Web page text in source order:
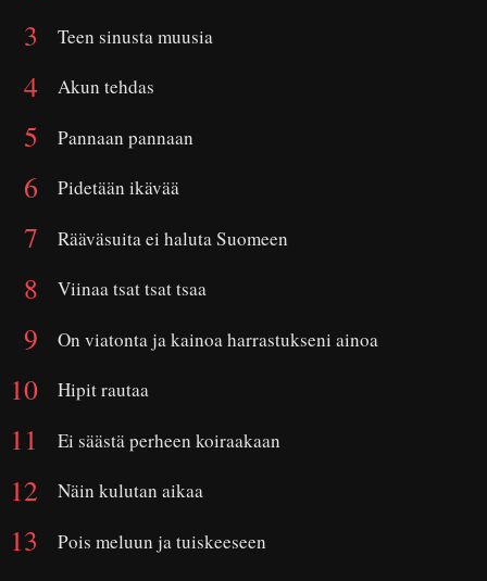
Teen sinusta muusia
Akun tehdas
Pannaan pannaan
Pidetään ikävää
Rääväsuita ei haluta Suomeen
Viinaa tsat tsat tsaa
On viatonta ja kainoa harrastukseni ainoa
Hipit rautaa
Ei säästä perheen koiraakaan
Näin kulutan aikaa
Pois meluun ja tuiskeeseen